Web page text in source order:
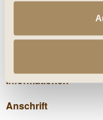
Informationen
Anschrift